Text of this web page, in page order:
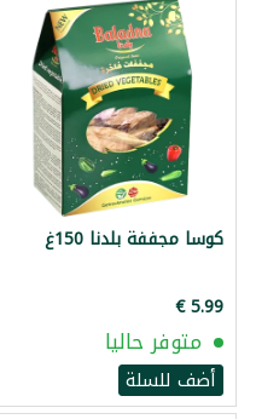
كوسا مجففة بلدنا 150غ
متوفر حاليا
أضف للسلة